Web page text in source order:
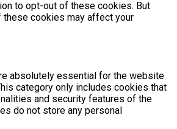
to opt-out of these cookies. But
cookies may affect your
absolutely essential for the website
category only includes cookies that
and security features of the
do not store any personal